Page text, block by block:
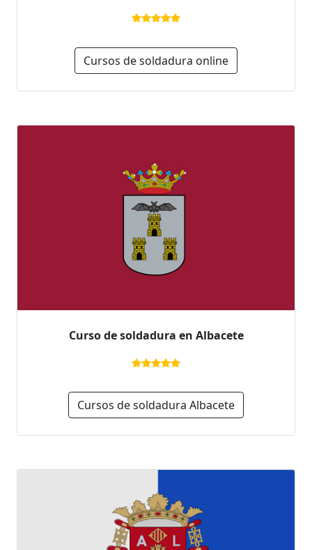
Cursos de soldadura online
Curso de soldadura en Albacete
Cursos de soldadura Albacete